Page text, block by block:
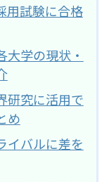
用試験に合格
大学の現状・
研究に活用で
め
イバルに差を